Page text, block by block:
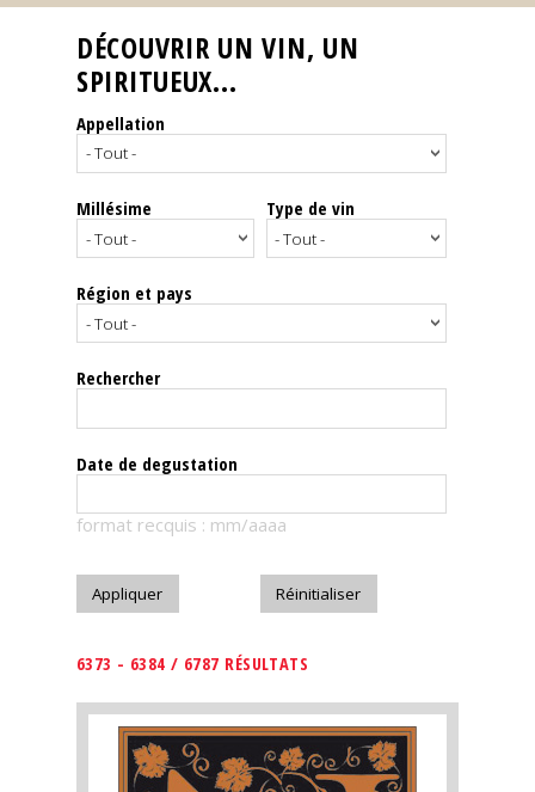
Reportages
Nos
Spiritueux
Notes
dégustation
Le
magazine
Télécharger
DÉCOUVRIR UN VIN, UN
SPIRITUEUX...
Appellation
Millésime Type de vin
Région et pays
Rechercher
Date de degustation
format recquis : mm/aaaa
6373 - 6384 / 6787 RÉSULTATS